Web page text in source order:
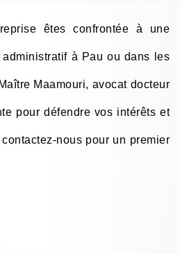
êtes confrontée à une
à Pau ou dans les
Maamouri, avocat docteur
pour défendre vos intérêts et
nous pour un premier